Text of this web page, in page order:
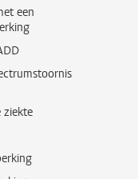
een
ziekte